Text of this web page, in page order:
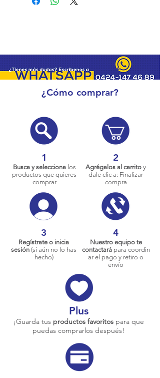
¿Cómo comprar?
1
Busca y seleccionalos
productos que quieres
comprar
2
Agrégalos al carrito y
dale clic a: Finalizar
compra
3
Regístrate o inicia
sesión (si aún no lo has
hecho)
4
Nuestro equipo te
contactarápara coordin
ar el pago y retiro o
envío
Plus
¡Guarda tus productos favoritos para que
puedas comprarlos después!